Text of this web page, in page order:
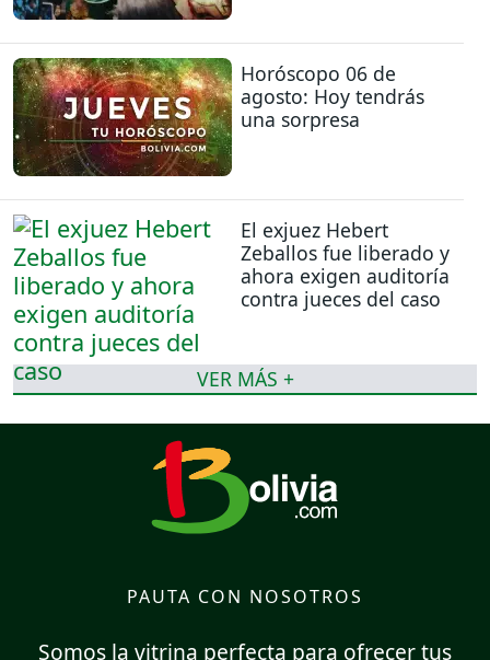
Horóscopo 06 de
agosto: Hoy tendrás
una sorpresa
El exjuez Hebert
Zeballos fue liberado y
ahora exigen auditoría
contra jueces del caso
VER MÁS +
PAUTA CON NOSOTROS
Somos la vitrina perfecta para ofrecer tus